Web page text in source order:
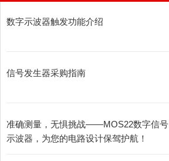
数字示波器触发功能介绍
信号发生器采购指南
准确测量，无惧挑战——MOS22数字信号
示波器，为您的电路设计保驾护航！